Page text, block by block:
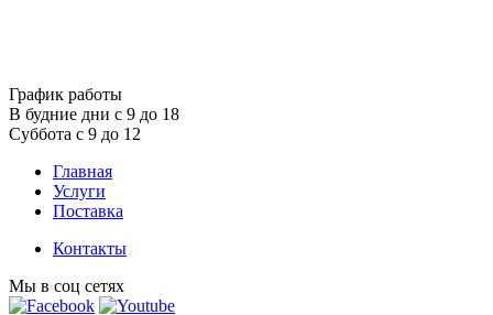
График работы
В будние дни с 9 до 18
Суббота с 9 до 12
Главная
Услуги
Поставка
Контакты
Мы в соц сетях